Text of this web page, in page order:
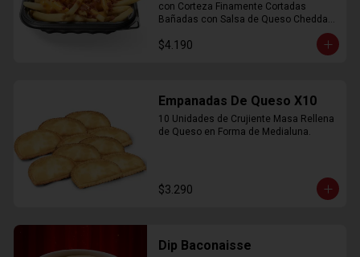
con Corteza Finamente Cortadas
Bañadas con Salsa de Queso Cheddar
$4.190
Empanadas De Queso X10
10 Unidades de Crujiente Masa Rellena
de Queso en Forma de Medialuna.
$3.290
Dip Baconaisse